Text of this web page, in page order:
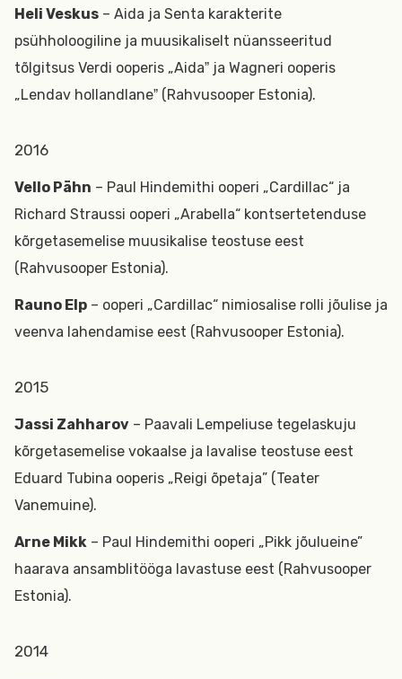
Heli Veskus – Aida ja Senta karakterite
psühholoogiline ja muusikaliselt nüansseeritud
tõlgitsus Verdi ooperis „Aidaˮ ja Wagneri ooperis
„Lendav hollandlaneˮ (Rahvusooper Estonia).
2016
Vello Pähn – Paul Hindemithi ooperi „Cardillac“ ja
Richard Straussi ooperi „Arabella“ kontsertetenduse
kõrgetasemelise muusikalise teostuse eest
(Rahvusooper Estonia).
Rauno Elp – ooperi „Cardillac“ nimiosalise rolli jõulise ja
veenva lahendamise eest (Rahvusooper Estonia).
2015
Jassi Zahharov – Paavali Lempeliuse tegelaskuju
kõrgetasemelise vokaalse ja lavalise teostuse eest
Eduard Tubina ooperis „Reigi õpetaja” (Teater
Vanemuine).
Arne Mikk – Paul Hindemithi ooperi „Pikk jõulueine”
haarava ansamblitööga lavastuse eest (Rahvusooper
Estonia).
2014